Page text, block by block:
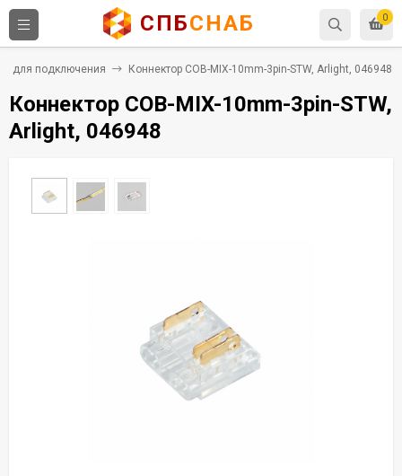
0
СПБСНАБ
для подключения Коннектор COB-MIX-10mm-3pin-STW, Arlight, 046948
Коннектор COB-MIX-10mm-3pin-STW,
Arlight, 046948